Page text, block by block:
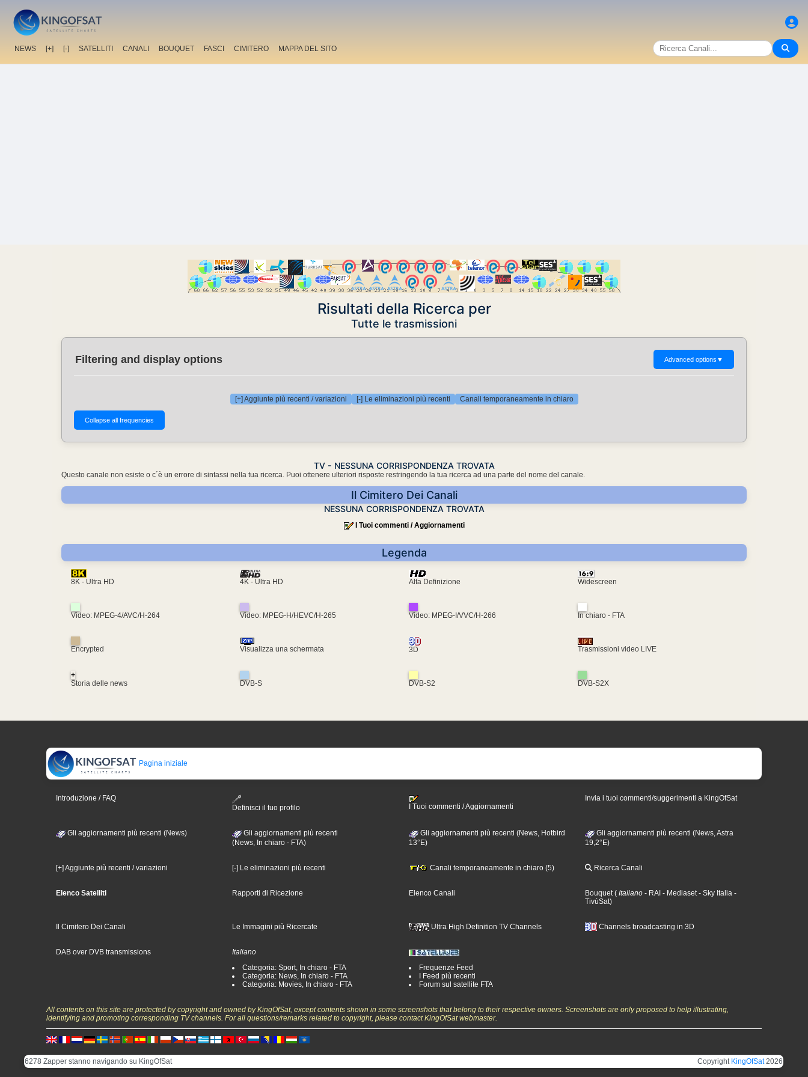
NEWS [+] [-] SATELLITI CANALI BOUQUET FASCI CIMITERO MAPPA DEL SITO
Risultati della Ricerca per
Tutte le trasmissioni
Filtering and display options Advanced options ▼
[+] Aggiunte più recenti / variazioni [-] Le eliminazioni più recenti Canali temporaneamente in chiaro
TV - NESSUNA CORRISPONDENZA TROVATA
Questo canale non esiste o c´è un errore di sintassi nella tua ricerca. Puoi ottenere ulteriori risposte restringendo la tua ricerca ad una parte del nome del canale.
Il Cimitero Dei Canali
NESSUNA CORRISPONDENZA TROVATA
I Tuoi commenti / Aggiornamenti
Legenda
8K - Ultra HD 4K - Ultra HD Alta Definizione Widescreen
Video: MPEG-4/AVC/H-264 Video: MPEG-H/HEVC/H-265 Video: MPEG-I/VVC/H-266 In chiaro - FTA
Encrypted Visualizza una schermata 3D Trasmissioni video LIVE
+
Storia delle news
DVB-S DVB-S2 DVB-S2X
Pagina iniziale
Introduzione / FAQ
Definisci il tuo profilo
I Tuoi commenti / Aggiornamenti
Invia i tuoi commenti/suggerimenti a KingOfSat
Gli aggiornamenti più recenti (News)
Gli aggiornamenti più recenti
(News, In chiaro - FTA)
Gli aggiornamenti più recenti (News, Hotbird
13°E)
Gli aggiornamenti più recenti (News, Astra
19,2°E)
[+] Aggiunte più recenti / variazioni [-] Le eliminazioni più recenti Canali temporaneamente in chiaro (5) Ricerca Canali
Elenco Satelliti Rapporti di Ricezione Elenco Canali Bouquet ( Italiano - RAI - Mediaset - Sky Italia -
TivùSat)
Il Cimitero Dei Canali Le Immagini più Ricercate Ultra High Definition TV Channels Channels broadcasting in 3D
DAB over DVB transmissions
Italiano
Categoria: Sport, In chiaro - FTA
Categoria: News, In chiaro - FTA
Categoria: Movies, In chiaro - FTA
Frequenze Feed
I Feed più recenti
Forum sul satellite FTA
All contents on this site are protected by copyright and owned by KingOfSat, except contents shown in some screenshots that belong to their respective owners. Screenshots are only proposed to help illustrating,
identifying and promoting corresponding TV channels. For all questions/remarks related to copyright, please contact KingOfSat webmaster.
6278 Zapper stanno navigando su KingOfSat Copyright KingOfSat2026